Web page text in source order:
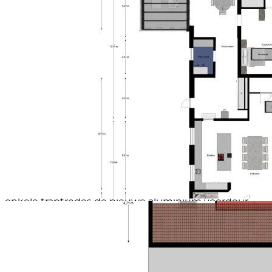
richting Venlo, Eindhoven en verder, ideaal voor
forenzen. Ook dagelijkse voorzieningen zijn dichtbij:
binnen circa 10 minuten lopen bereik je onder andere
een Jumbo en een Welkoop voor je dagelijkse
boodschappen. Zowel het centrum van Hegelsom als
Sevenum bevinden zich op korte fietsafstand. Hier
vind je een breed aanbod aan voorzieningen zoals
basisscholen, winkels, gezellige restaurants, terrasjes
en diverse sportverenigingen. Daarmee woon je hier
op een plek waar alles binnen handbereik is terwijl je
toch geniet van een vrije ligging met uitzicht op het
LATEN WE OP DE BEGANE GROND GAAN BEGINNEN
Parkeren doe je hier comfortabel op eigen terrein,
netjes afgesloten achter een elektrisch bedienbare
slagboom. Via de verhoogde voortuin bereik je via
enkele traptredes de nieuwe aluminium voordeur.
Nog voordat je binnenstapt valt direct het stijlvolle
exterieur op: een gevel in rustige grijstint,
gecombineerd met een donker dak, donkere
kozijnen en warme houtaccenten bij de entree. Een